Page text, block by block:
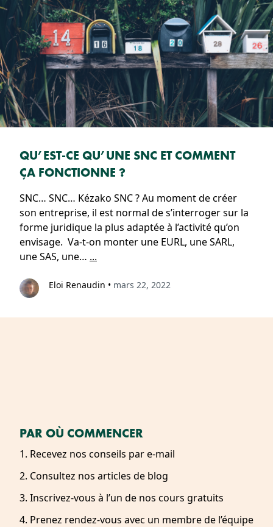
QU’EST-CE QU’UNE SNC ET COMMENT
ÇA FONCTIONNE ?
SNC… SNC… Kézako SNC ? Au moment de créer
son entreprise, il est normal de s’interroger sur la
forme juridique la plus adaptée à l’activité qu’on
envisage. Va-t-on monter une EURL, une SARL,
une SAS, une… ...
Eloi Renaudin • mars 22, 2022
PAR OÙ COMMENCER
1. Recevez nos conseils par e-mail
2. Consultez nos articles de blog
3. Inscrivez-vous à l’un de nos cours gratuits
4. Prenez rendez-vous avec un membre de l’équipe